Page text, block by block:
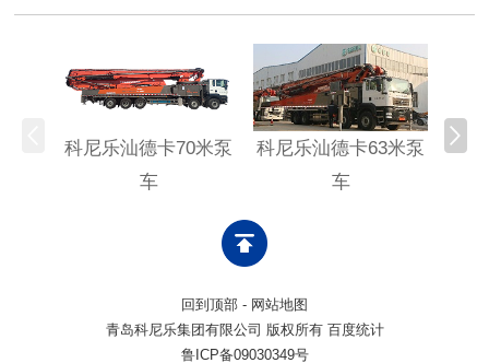
科尼乐汕德卡70米泵
车
科尼乐汕德卡63米泵
车
科
回到顶部 - 网站地图
青岛科尼乐集团有限公司 版权所有 百度统计
鲁ICP备09030349号